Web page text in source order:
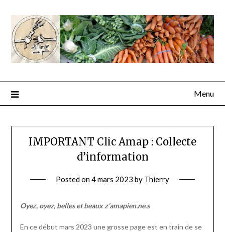
Menu
L’actu
IMPORTANT Clic Amap : Collecte
d’information
Posted on4 mars 2023 by Thierry
Oyez, oyez, belles et beaux z’amapien.ne.s
En ce début mars 2023 une grosse page est en train de se